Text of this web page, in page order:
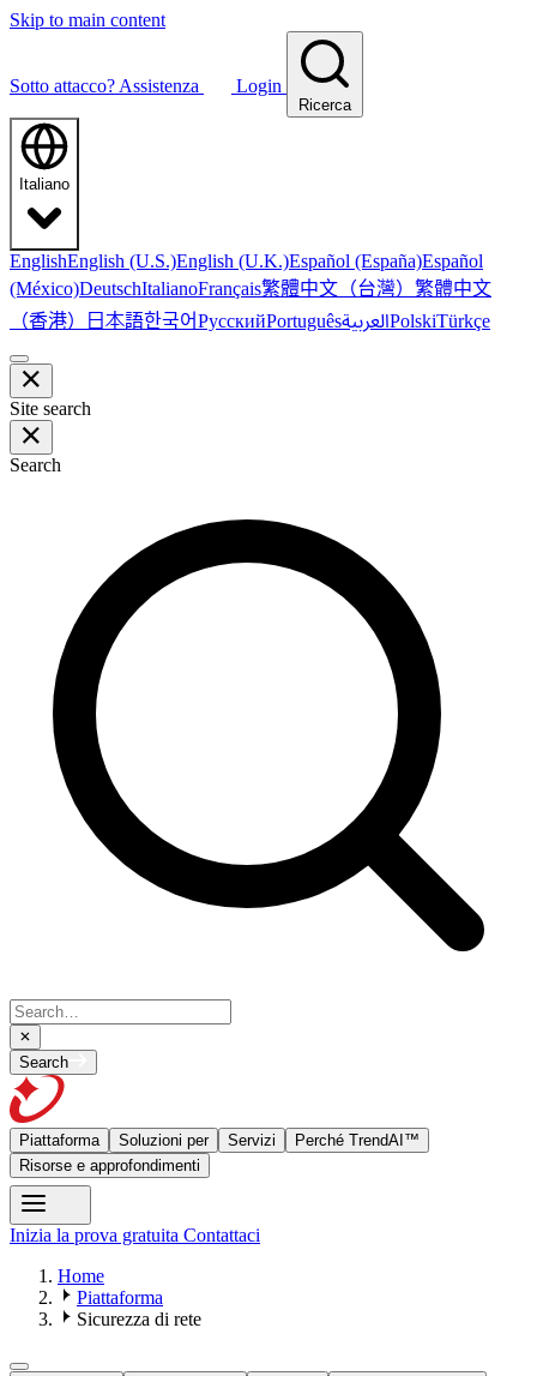
Skip to main content
Sotto attacco? Assistenza Login
Ricerca
Italiano
EnglishEnglish (U.S.)English (U.K.)Español (España)Español
(México)DeutschItalianoFrançais繁體中文（台灣） 繁體中文
（香港） 日本語한국어РусскийPortuguêsالعربيةPolskiTürkçe
Site search
Search
Search
Piattaforma Soluzioni per Servizi
Perché TrendAI™
Risorse e approfondimenti
Inizia la prova gratuita Contattaci
Home
Piattaforma
Sicurezza di rete